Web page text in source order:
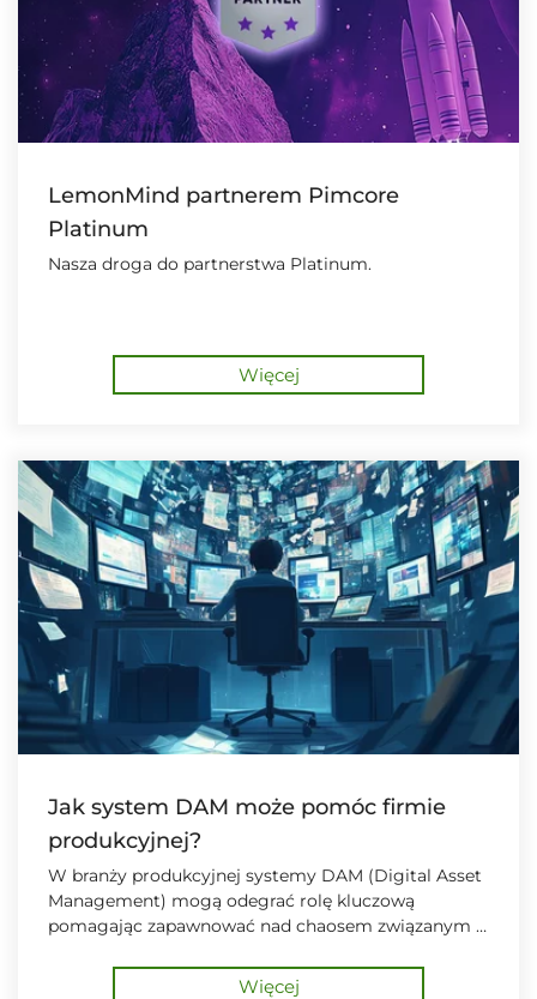
LemonMind partnerem Pimcore
Platinum
Nasza droga do partnerstwa Platinum.
Więcej
Jak system DAM może pomóc firmie
produkcyjnej?
W branży produkcyjnej systemy DAM (Digital Asset
Management) mogą odegrać rolę kluczową
pomagając zapawnować nad chaosem związanym z
rysunków technicznychWięcej